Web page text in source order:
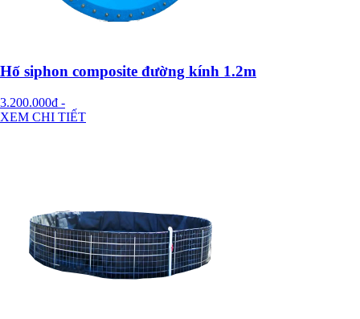
Hố siphon composite đường kính 1.2m
3.200.000đ -
XEM CHI TIẾT